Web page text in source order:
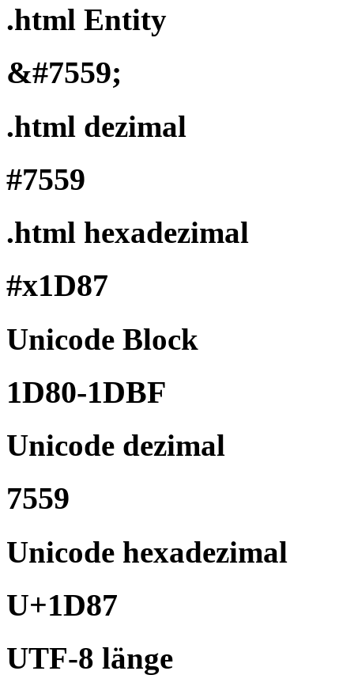
.html Entity
&#7559;
.html dezimal
#7559
.html hexadezimal
#x1D87
Unicode Block
1D80-1DBF
Unicode dezimal
7559
Unicode hexadezimal
U+1D87
UTF-8 länge